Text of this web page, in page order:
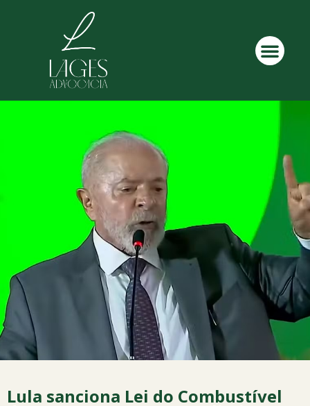
Lula sanciona Lei do Combustível